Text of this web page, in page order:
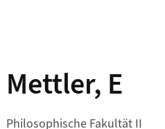
Mettler, E
Philosophische Fakultät II